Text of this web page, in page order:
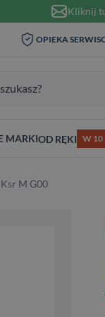
Kliknij
SERWISOWA AŻ 7 LAT
MARKIOD RĘKI W 10
Materiał
M G00